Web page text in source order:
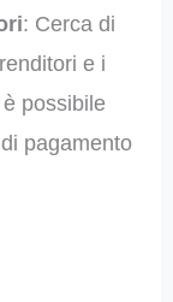
: Cerca di
e i
possibile
pagamento